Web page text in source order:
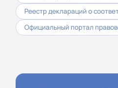
Реестр деклараций о
Официальный портал